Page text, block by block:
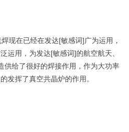
现在已经在发达[敏感词]广为运用，
运用，为发达[敏感词]的航空航天、
供给了很好的焊接作用，作为大功率
发挥了真空共晶炉的作用。